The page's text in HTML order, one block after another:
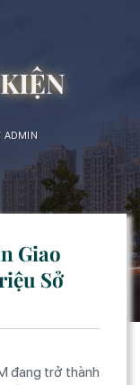
ADMIN
Giao
Sở
đang trở thành